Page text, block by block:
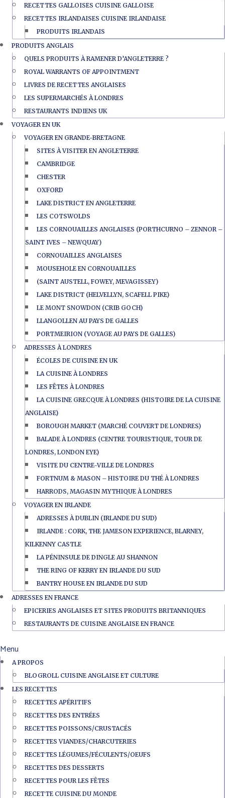
RECETTES GALLOISES CUISINE GALLOISE
RECETTES IRLANDAISES CUISINE IRLANDAISE
PRODUITS IRLANDAIS
PRODUITS ANGLAIS
QUELS PRODUITS À RAMENER D’ANGLETERRE ?
ROYAL WARRANTS OF APPOINTMENT
LIVRES DE RECETTES ANGLAISES
LES SUPERMARCHÉS À LONDRES
RESTAURANTS INDIENS UK
VOYAGER EN UK
VOYAGER EN GRANDE-BRETAGNE
SITES À VISITER EN ANGLETERRE
CAMBRIDGE
CHESTER
OXFORD
LAKE DISTRICT EN ANGLETERRE
LES COTSWOLDS
LES CORNOUAILLES ANGLAISES (PORTHCURNO – ZENNOR –
SAINT IVES – NEWQUAY)
CORNOUAILLES ANGLAISES
MOUSEHOLE EN CORNOUAILLES
(SAINT AUSTELL, FOWEY, MEVAGISSEY)
LAKE DISTRICT (HELVELLYN, SCAFELL PIKE)
LE MONT SNOWDON (CRIB GOCH)
LLANGOLLEN AU PAYS DE GALLES
PORTMEIRION (VOYAGE AU PAYS DE GALLES)
ADRESSES À LONDRES
ÉCOLES DE CUISINE EN UK
LA CUISINE À LONDRES
LES FÊTES À LONDRES
LA CUISINE GRECQUE À LONDRES (HISTOIRE DE LA CUISINE
ANGLAISE)
BOROUGH MARKET (MARCHÉ COUVERT DE LONDRES)
BALADE À LONDRES (CENTRE TOURISTIQUE, TOUR DE
LONDRES, LONDON EYE)
VISITE DU CENTRE-VILLE DE LONDRES
FORTNUM & MASON – HISTOIRE DU THÉ À LONDRES
HARRODS, MAGASIN MYTHIQUE À LONDRES
VOYAGER EN IRLANDE
ADRESSES À DUBLIN (IRLANDE DU SUD)
IRLANDE : CORK, THE JAMESON EXPERIENCE, BLARNEY,
KILKENNY CASTLE
LA PÉNINSULE DE DINGLE AU SHANNON
THE RING OF KERRY EN IRLANDE DU SUD
BANTRY HOUSE EN IRLANDE DU SUD
ADRESSES EN FRANCE
EPICERIES ANGLAISES ET SITES PRODUITS BRITANNIQUES
RESTAURANTS DE CUISINE ANGLAISE EN FRANCE
Menu
A PROPOS
BLOGROLL CUISINE ANGLAISE ET CULTURE
LES RECETTES
RECETTES APÉRITIFS
RECETTES DES ENTRÉES
RECETTES POISSONS/CRUSTACÉS
RECETTES VIANDES/CHARCUTERIES
RECETTES LÉGUMES/FÉCULENTS/OEUFS
RECETTES DES DESSERTS
RECETTES POUR LES FÊTES
RECETTE CUISINE DU MONDE